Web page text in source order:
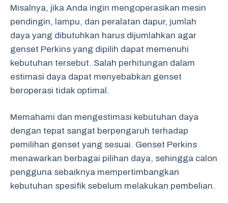
Misalnya, jika Anda ingin mengoperasikan mesin
pendingin, lampu, dan peralatan dapur, jumlah
daya yang dibutuhkan harus dijumlahkan agar
genset Perkins yang dipilih dapat memenuhi
kebutuhan tersebut. Salah perhitungan dalam
estimasi daya dapat menyebabkan genset
beroperasi tidak optimal.
Memahami dan mengestimasi kebutuhan daya
dengan tepat sangat berpengaruh terhadap
pemilihan genset yang sesuai. Genset Perkins
menawarkan berbagai pilihan daya, sehingga calon
pengguna sebaiknya mempertimbangkan
kebutuhan spesifik sebelum melakukan pembelian.